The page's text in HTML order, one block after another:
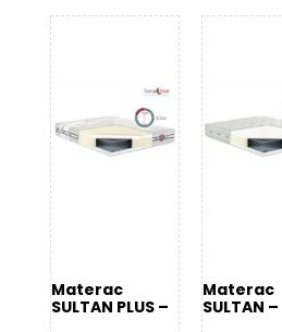
119 zł
Materac
SULTAN PLUS –
Materac
SULTAN –